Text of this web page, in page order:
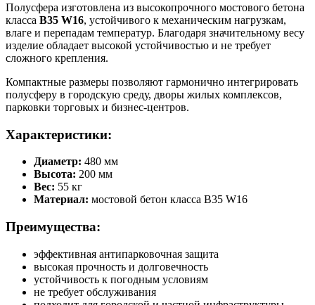
Полусфера изготовлена из высокопрочного мостового бетона
класса B35 W16, устойчивого к механическим нагрузкам,
влаге и перепадам температур. Благодаря значительному весу
изделие обладает высокой устойчивостью и не требует
сложного крепления.
Компактные размеры позволяют гармонично интегрировать
полусферу в городскую среду, дворы жилых комплексов,
парковки торговых и бизнес-центров.
Характеристики:
Диаметр: 480 мм
Высота: 200 мм
Вес: 55 кг
Материал: мостовой бетон класса B35 W16
Преимущества:
эффективная антипарковочная защита
высокая прочность и долговечность
устойчивость к погодным условиям
не требует обслуживания